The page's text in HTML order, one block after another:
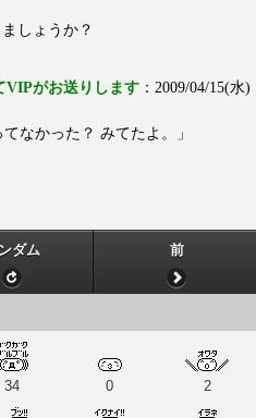
しょうか？
VIPがお送りします ：2009/04/15(水)
なかった？ みてたよ。」
ダム 前
34 0 2